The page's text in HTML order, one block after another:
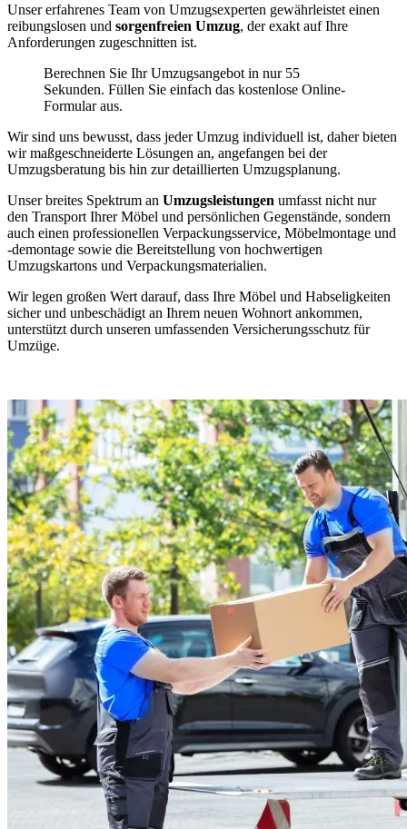
Unser erfahrenes Team von Umzugsexperten gewährleistet einen
reibungslosen und sorgenfreien Umzug, der exakt auf Ihre
Anforderungen zugeschnitten ist.
Berechnen Sie Ihr Umzugsangebot in nur 55
Sekunden. Füllen Sie einfach das kostenlose Online-
Formular aus.
Wir sind uns bewusst, dass jeder Umzug individuell ist, daher bieten
wir maßgeschneiderte Lösungen an, angefangen bei der
Umzugsberatung bis hin zur detaillierten Umzugsplanung.
Unser breites Spektrum an Umzugsleistungen umfasst nicht nur
den Transport Ihrer Möbel und persönlichen Gegenstände, sondern
auch einen professionellen Verpackungsservice, Möbelmontage und
-demontage sowie die Bereitstellung von hochwertigen
Umzugskartons und Verpackungsmaterialien.
Wir legen großen Wert darauf, dass Ihre Möbel und Habseligkeiten
sicher und unbeschädigt an Ihrem neuen Wohnort ankommen,
unterstützt durch unseren umfassenden Versicherungsschutz für
Umzüge.